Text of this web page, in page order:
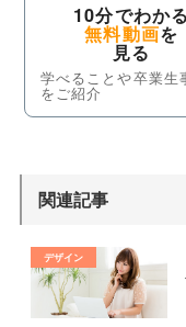
10分でわかる
無料動画を
見る
学べることや卒業生
をご紹介
関連記事